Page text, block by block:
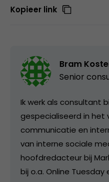
Kopieer link
Bram
Senior
Ik werk als consultant
gespecialiseerd in het
communicatie en
van interne sociale
hoofdredacteur bij
bij o.a. Online Tuesday